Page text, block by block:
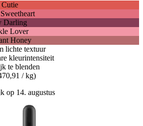
Darling
Lover
Honey
lichte textuur
kleurintensiteit
te blenden
/ kg)
op 14. augustus